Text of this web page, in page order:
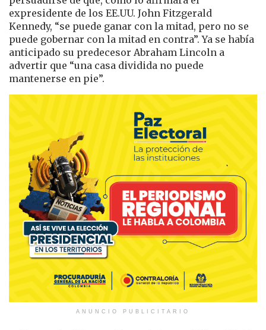
expresidente de los EE.UU. John Fitzgerald
Kennedy, “se puede ganar con la mitad, pero no se
puede gobernar con la mitad en contra”. Ya se había
anticipado su predecesor Abraham Lincoln a
advertir que “una casa dividida no puede
mantenerse en pie”.
ANUNCIO PUBLICITARIO